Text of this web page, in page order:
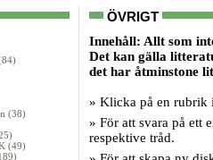
(38)
(49)
ÖVRIGT
Innehåll: Allt som
Det kan gälla
det har åtminstone
» Klicka på en rubrik
» För att svara på ett
respektive tråd.